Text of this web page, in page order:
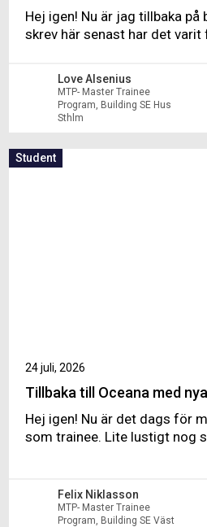
Hej igen! Nu är jag tillbaka på
skrev här senast har det varit
Love Alsenius
MTP- Master Trainee
Program, Building SE Hus
Sthlm
Student
24 juli, 2026
Tillbaka till Oceana med
Hej igen! Nu är det dags för
som trainee. Lite lustigt nog
Felix Niklasson
MTP- Master Trainee
Program, Building SE Väst